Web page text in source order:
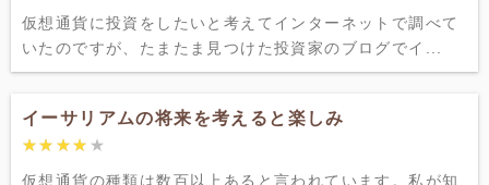
仮想通貨に投資をしたいと考えてインターネットで調べて
いたのですが、たまたま見つけた投資家のブログでイ...
イーサリアムの将来を考えると楽しみ
★★★★★
★★★★★
仮想通貨の種類は数百以上あると言われています。私が知